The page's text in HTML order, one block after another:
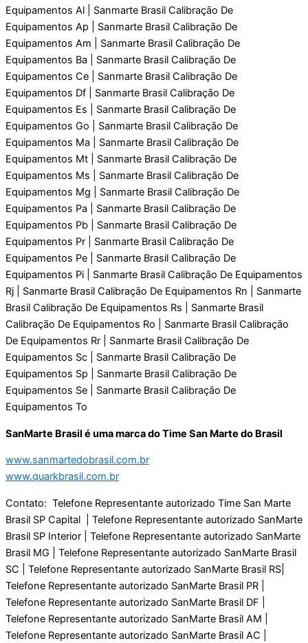
SanMarte Brasil é uma marca do Time San Marte do Brasil
www.sanmartedobrasil.com.br
www.quarkbrasil.com.br
Contato: Telefone Representante autorizado Time San Marte
Brasil SP Capital | Telefone Representante autorizado SanMarte
Brasil SP Interior | Telefone Representante autorizado SanMarte
Brasil MG | Telefone Representante autorizado SanMarte Brasil
SC | Telefone Representante autorizado SanMarte Brasil RS|
Telefone Representante autorizado SanMarte Brasil PR |
Telefone Representante autorizado SanMarte Brasil DF |
Telefone Representante autorizado SanMarte Brasil AM |
Telefone Representante autorizado SanMarte Brasil AC |